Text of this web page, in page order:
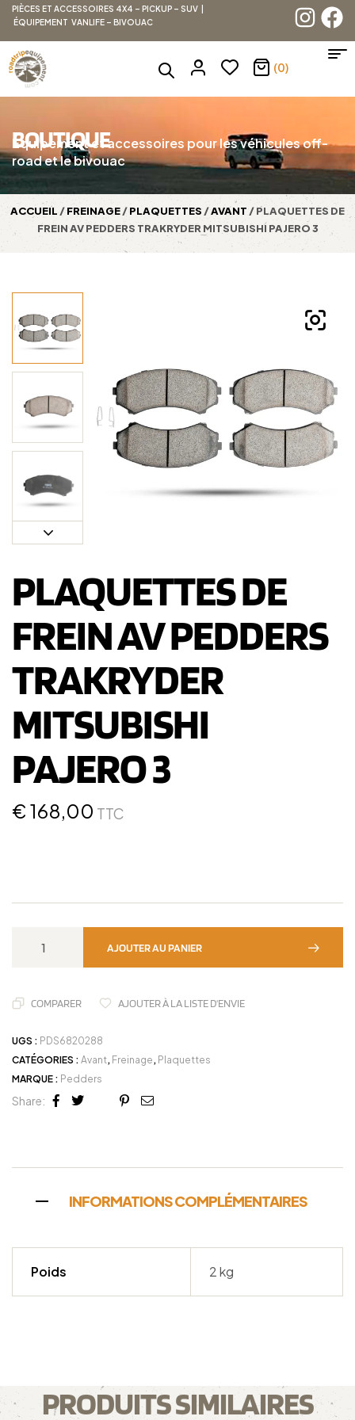
PIÈCES ET ACCESSOIRES 4X4 – PICKUP – SUV |
ÉQUIPEMENT VANLIFE – BIVOUAC
(0)
BOUTIQUE
Équipement et accessoires pour les véhicules off-
road et le bivouac
ACCUEIL /FREINAGE/PLAQUETTES /AVANT / PLAQUETTES DE
FREIN AV PEDDERS TRAKRYDER MITSUBISHI PAJERO 3
PLAQUETTES DE
FREIN AV PEDDERS
TRAKRYDER
MITSUBISHI
PAJERO 3
€ 168,00 TTC
AJOUTER AU PANIER
COMPARER AJOUTER À LA LISTE D'ENVIE
UGS : PDS6820288
CATÉGORIES : Avant, Freinage, Plaquettes
MARQUE : Pedders
Share:
Facebook
TwitterLinkedin
Google+
Pinterest
Email
INFORMATIONS COMPLÉMENTAIRES
Poids 2 kg
PRODUITS SIMILAIRES